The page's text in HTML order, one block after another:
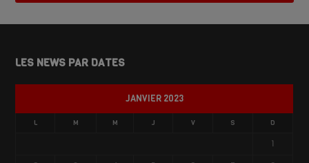
LES NEWS PAR DATES
JANVIER 2023
L M M J V S D
1